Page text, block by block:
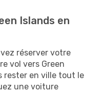
Islands en
réserver votre
vol vers Green
rester en ville tout le
une voiture